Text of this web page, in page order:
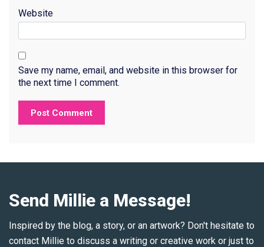
Website
Save my name, email, and website in this browser for
the next time I comment.
Send Millie a Message!
Inspired by the blog, a story, or an artwork? Don't hesitate to
contact Millie to discuss a writing or creative work or just to